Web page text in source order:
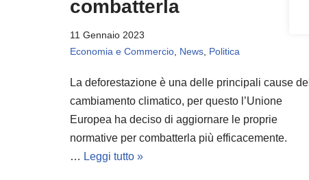
combatterla
11 Gennaio 2023
Economia e Commercio News Politica
La deforestazione è una delle principali cause del
cambiamento climatico, per questo l’Unione
Europea ha deciso di aggiornare le proprie
normative per combatterla più efficacemente.
… Leggi tutto »